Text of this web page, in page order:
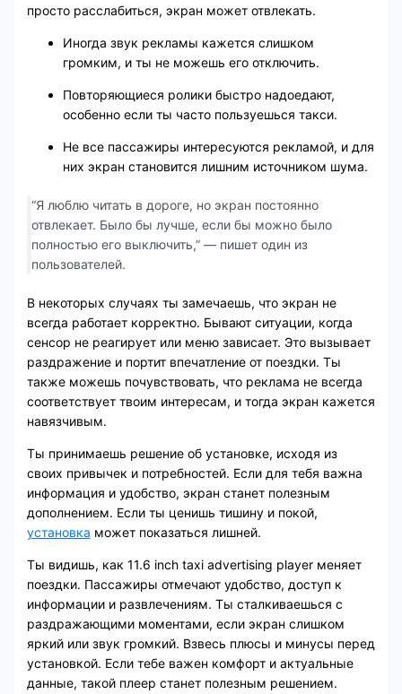
просто расслабиться, экран может отвлекать.
Иногда звук рекламы кажется слишком
громким, и ты не можешь его отключить.
Повторяющиеся ролики быстро надоедают,
особенно если ты часто пользуешься такси.
Не все пассажиры интересуются рекламой, и для
них экран становится лишним источником шума.
“Я люблю читать в дороге, но экран постоянно
отвлекает. Было бы лучше, если бы можно было
полностью его выключить,” — пишет один из
пользователей.
В некоторых случаях ты замечаешь, что экран не
всегда работает корректно. Бывают ситуации, когда
сенсор не реагирует или меню зависает. Это вызывает
раздражение и портит впечатление от поездки. Ты
также можешь почувствовать, что реклама не всегда
соответствует твоим интересам, и тогда экран кажется
навязчивым.
Ты принимаешь решение об установке, исходя из
своих привычек и потребностей. Если для тебя важна
информация и удобство, экран станет полезным
дополнением. Если ты ценишь тишину и покой,
установка может показаться лишней.
Ты видишь, как 11.6 inch taxi advertising player меняет
поездки. Пассажиры отмечают удобство, доступ к
информации и развлечениям. Ты сталкиваешься с
раздражающими моментами, если экран слишком
яркий или звук громкий. Взвесь плюсы и минусы перед
установкой. Если тебе важен комфорт и актуальные
данные, такой плеер станет полезным решением.